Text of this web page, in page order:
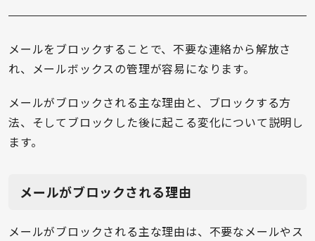
メールをブロックすることで、不要な連絡から解放さ
れ、メールボックスの管理が容易になります。
メールがブロックされる主な理由と、ブロックする方
法、そしてブロックした後に起こる変化について説明し
ます。
メールがブロックされる理由
メールがブロックされる主な理由は、不要なメールやス